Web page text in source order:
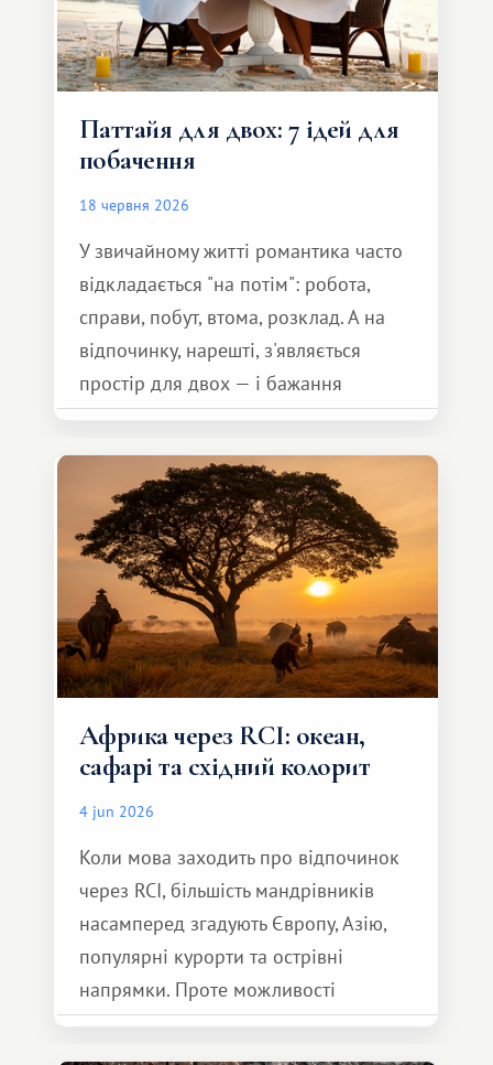
Паттайя для двох: 7 ідей для
побачення
18 червня 2026
У звичайному житті романтика часто
відкладається "на потім": робота,
справи, побут, втома, розклад. А на
відпочинку, нарешті, з'являється
простір для двох — і бажання
зробити для близької людини щось
особливе. Не обов'язково масштабне,
але тепле і незабутнє :)
Африка через RCI: океан,
сафарі та східний колорит
4 jun 2026
Коли мова заходить про відпочинок
через RCI, більшість мандрівників
насамперед згадують Європу, Азію,
популярні курорти та острівні
напрямки. Проте можливості
обмінної системи значно ширші.
Серед них є і Африка – континент,